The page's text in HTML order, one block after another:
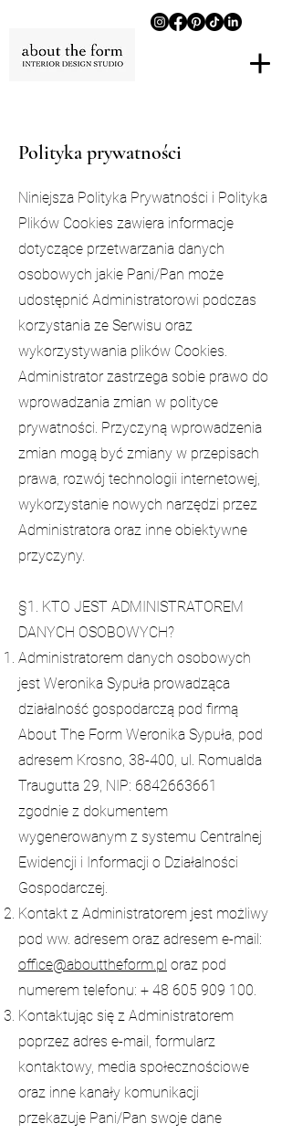
Polityka prywatności
Niniejsza Polityka Prywatności i Polityka
Plików Cookies zawiera informacje
dotyczące przetwarzania danych
osobowych jakie Pani/Pan może
udostępnić Administratorowi podczas
korzystania ze Serwisu oraz
wykorzystywania plików Cookies.
Administrator zastrzega sobie prawo do
wprowadzania zmian w polityce
prywatności. Przyczyną wprowadzenia
zmian mogą być zmiany w przepisach
prawa, rozwój technologii internetowej,
wykorzystanie nowych narzędzi przez
Administratora oraz inne obiektywne
przyczyny.
§1. KTO JEST ADMINISTRATOREM
DANYCH OSOBOWYCH?
Administratorem danych osobowych
jest Weronika Sypuła prowadząca
działalność gospodarczą pod firmą
About The Form Weronika Sypuła, pod
adresem Krosno, 38-400, ul. Romualda
Traugutta 29, NIP: 6842663661
zgodnie z dokumentem
wygenerowanym z systemu Centralnej
Ewidencji i Informacji o Działalności
Gospodarczej.
Kontakt z Administratorem jest możliwy
pod ww. adresem oraz adresem e-mail:
office@abouttheform.pl oraz pod
numerem telefonu: + 48 605 909 100.
Kontaktując się z Administratorem
poprzez adres e-mail, formularz
kontaktowy, media społecznościowe
oraz inne kanały komunikacji
przekazuje Pani/Pan swoje dane